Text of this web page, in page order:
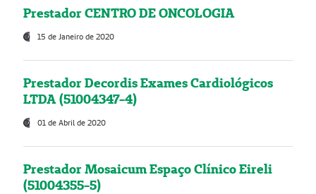
Prestador CENTRO DE ONCOLOGIA
15 de Janeiro de 2020
Prestador Decordis Exames Cardiológicos
LTDA (51004347-4)
01 de Abril de 2020
Prestador Mosaicum Espaço Clínico Eireli
(51004355-5)